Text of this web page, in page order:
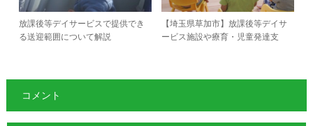
放課後等デイサービスで提供でき
る送迎範囲について解説
【埼玉県草加市】放課後等デイサ
ービス施設や療育・児童発達支
コメント